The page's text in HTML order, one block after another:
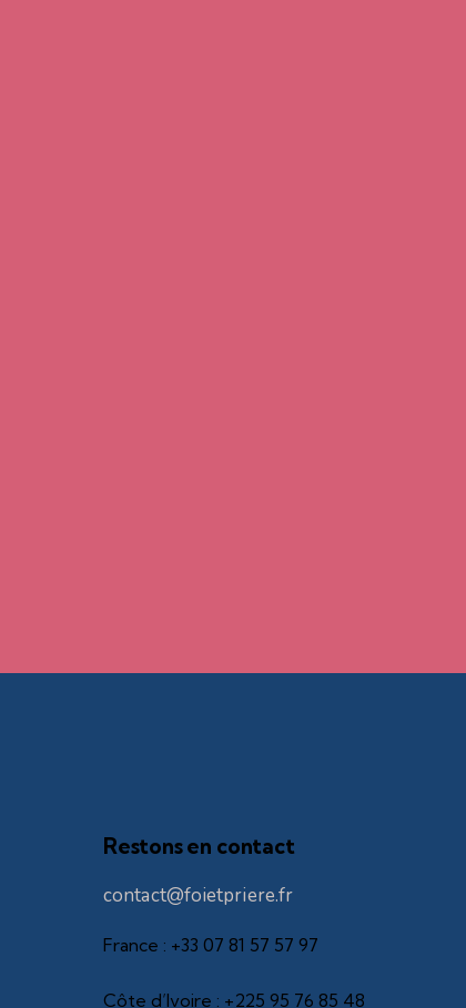
Restons en contact
contact@foietpriere.fr
France : +33 07 81 57 57 97
Côte d’Ivoire : +225 95 76 85 48